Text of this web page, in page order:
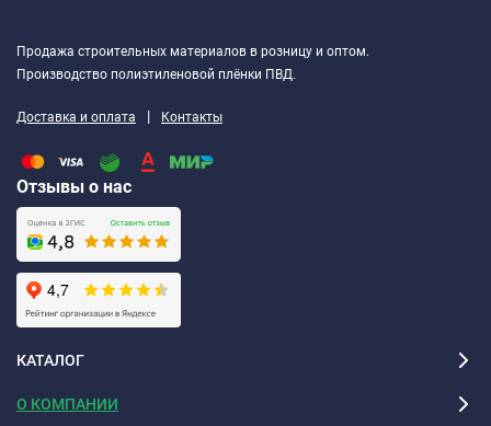
Продажа строительных материалов в розницу и оптом.
Производство полиэтиленовой плёнки ПВД.
Доставка и оплата | Контакты
Отзывы о нас
КАТАЛОГ
О КОМПАНИИ